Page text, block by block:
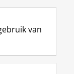
I
n
Y
o
van